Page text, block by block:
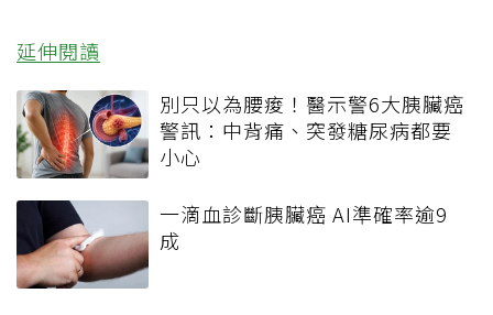
延伸閱讀
別只以為腰痠！醫示警6大胰臟癌
警訊：中背痛、突發糖尿病都要
小心
一滴血診斷胰臟癌 AI準確率逾9
成